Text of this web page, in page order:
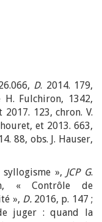
D. 2014. 179,
H. Fulchiron, 1342,
2017. 123, chron. V.
et 2013. 663,
88, obs. J. Hauser,
syllogisme », JCP G.
« Contrôle de
», D.2016, p. 147 ;
juger : quand la